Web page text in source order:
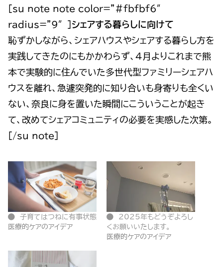
[su_note note_color=”#fbfbf6″
radius=”9″] シェアする暮らしに向けて
恥ずかしながら、シェアハウスやシェアする暮らし方を
実践してきたのにもかかわらず、4月よりこれまで熊
本で実験的に住んでいた多世代型ファミリーシェアハ
ウスを離れ、急遽突発的に知り合いも身寄りも全くい
ない、奈良に身を置いた瞬間にこういうことが起き
て、改めてシェアコミュニティの必要を実感した次第。
[/su_note]
子育てはつねに有事状態
医療的ケアのアイデア
2025年もどうぞよろし
くお願いいたします。
医療的ケアのアイデア